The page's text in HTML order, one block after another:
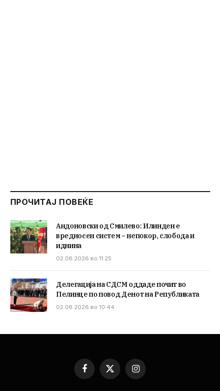
ПРОЧИТАЈ ПОВЕЌЕ
Андоновски од Смилево: Илинден е
вредносен систем – непокор, слобода и
иднина
02.08.2026 во 11:25
Делегација на СДСМ оддаде почит во
Пелинце по повод Денот на Републиката
02.08.2026 во 10:44
Facebook
X
(Twitter)
Instagram